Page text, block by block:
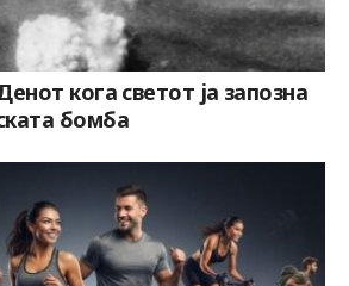
кога светот ја запозна
бомба